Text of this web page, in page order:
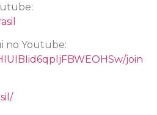
no Youtube:
join